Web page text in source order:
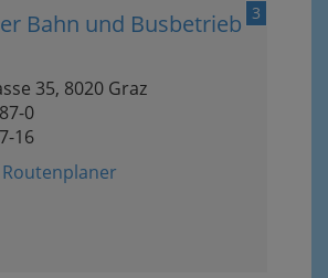
3
Bahn und Busbetrieb
35, 8020 Graz
0
16